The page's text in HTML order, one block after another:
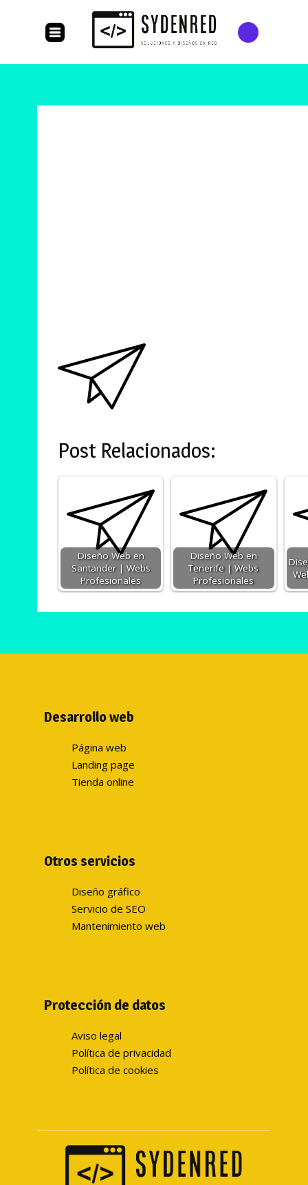
Post Relacionados:
Diseño Web en
Santander | Webs
Profesionales
Diseño Web en
Tenerife | Webs
Profesionales
Desarrollo web
Página web
Landing page
Tienda online
Otros servicios
Diseño gráfico
Servicio de SEO
Mantenimiento web
Protección de datos
Aviso legal
Política de privacidad
Política de cookies